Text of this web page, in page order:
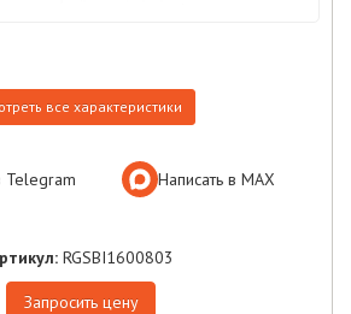
все характеристики
Telegram Написать в МАХ
RGSBI1600803
Запросить цену